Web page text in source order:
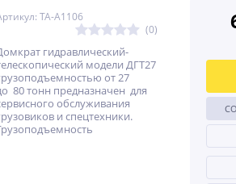
TA-A1106
(0)
гидравлический-
модели ДГТ27
от 27
80 тонн предназначен для
обслуживания
и спецтехники.